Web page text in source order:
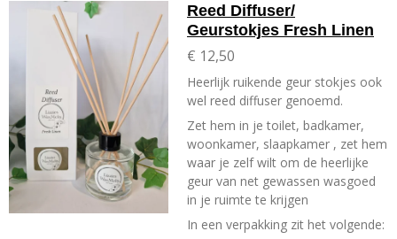
Reed Diffuser/
Geurstokjes Fresh Linen
€ 12,50
Heerlijk ruikende geur stokjes ook
wel reed diffuser genoemd.
Zet hem in je toilet, badkamer,
woonkamer, slaapkamer , zet hem
waar je zelf wilt om de heerlijke
geur van net gewassen wasgoed
in je ruimte te krijgen
In een verpakking zit het volgende: